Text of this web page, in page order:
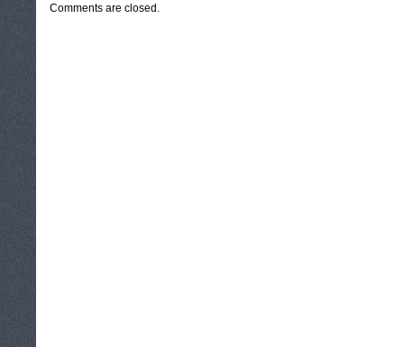
Comments are closed.